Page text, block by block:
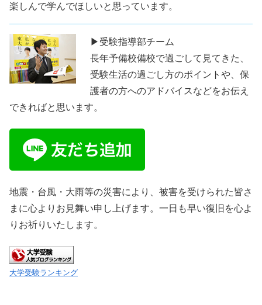
楽しんで学んでほしいと思っています。
▶受験指導部チーム
長年予備校備校で過ごして見てきた、
受験生活の過ごし方のポイントや、保
護者の方へのアドバイスなどをお伝え
できればと思います。
地震・台風・大雨等の災害により、被害を受けられた皆さ
まに心よりお見舞い申し上げます。一日も早い復旧を心よ
りお祈りいたします。
大学受験ランキング